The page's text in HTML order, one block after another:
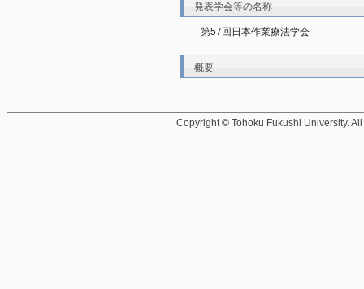
発表学会等の名称
第57回日本作業療法学会
概要